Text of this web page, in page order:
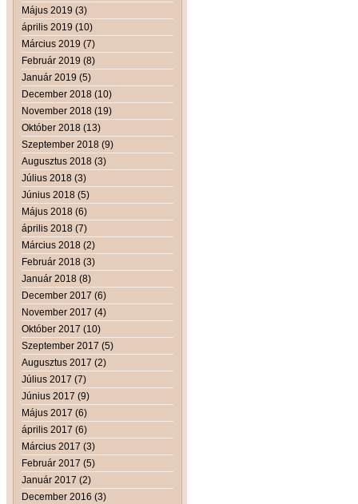
Május 2019 (3)
április 2019 (10)
Március 2019 (7)
Február 2019 (8)
Január 2019 (5)
December 2018 (10)
November 2018 (19)
Október 2018 (13)
Szeptember 2018 (9)
Augusztus 2018 (3)
Július 2018 (3)
Június 2018 (5)
Május 2018 (6)
április 2018 (7)
Március 2018 (2)
Február 2018 (3)
Január 2018 (8)
December 2017 (6)
November 2017 (4)
Október 2017 (10)
Szeptember 2017 (5)
Augusztus 2017 (2)
Július 2017 (7)
Június 2017 (9)
Május 2017 (6)
április 2017 (6)
Március 2017 (3)
Február 2017 (5)
Január 2017 (2)
December 2016 (3)